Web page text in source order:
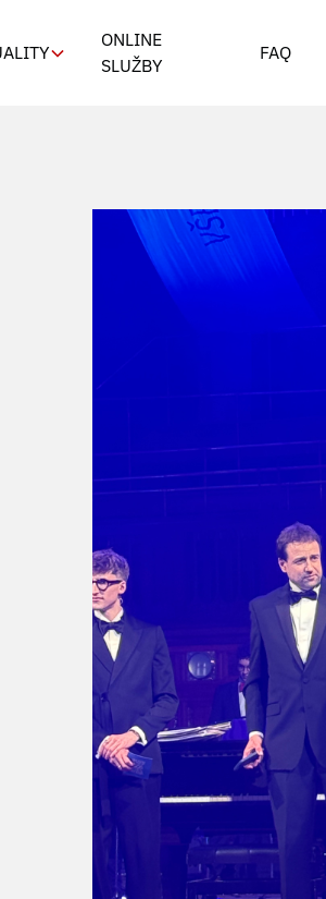
ONLINE
SLUŽBY
FAQ